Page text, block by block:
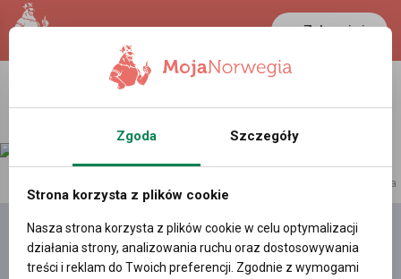
Zaloguj się
reklama
Dodaj
film
Moje
filmy
Wszystkie
Zgoda Szczegóły
Strona korzysta z plików cookie
Nasza strona korzysta z plików cookie w celu optymalizacji
działania strony, analizowania ruchu oraz dostosowywania
treści i reklam do Twoich preferencji. Zgodnie z wymogami